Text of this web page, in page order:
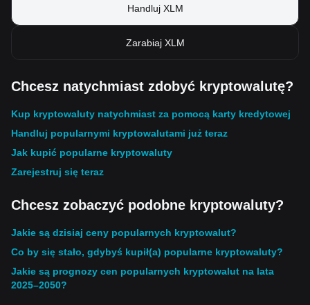
Handluj XLM
Zarabiaj XLM
Chcesz natychmiast zdobyć kryptowalutę?
Kup kryptowaluty natychmiast za pomocą karty kredytowej
Handluj popularnymi kryptowalutami już teraz
Jak kupić popularne kryptowaluty
Zarejestruj się teraz
Chcesz zobaczyć podobne kryptowaluty?
Jakie są dzisiaj ceny popularnych kryptowalut?
Co by się stało, gdybyś kupił(a) popularne kryptowaluty?
Jakie są prognozy cen popularnych kryptowalut na lata
2025–2050?